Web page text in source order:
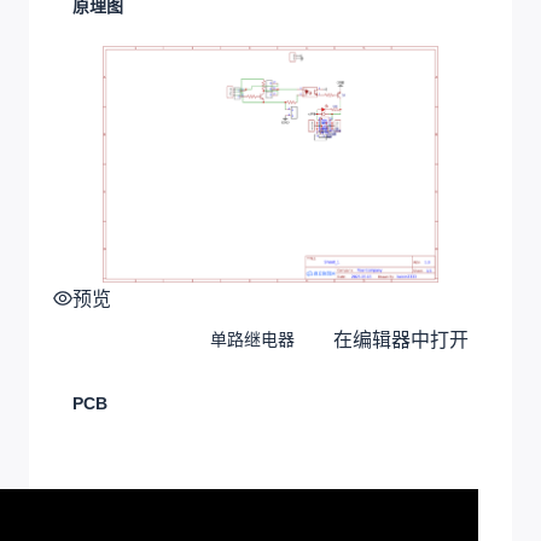
原理图
预览
单路继电器 在编辑器中打开
PCB